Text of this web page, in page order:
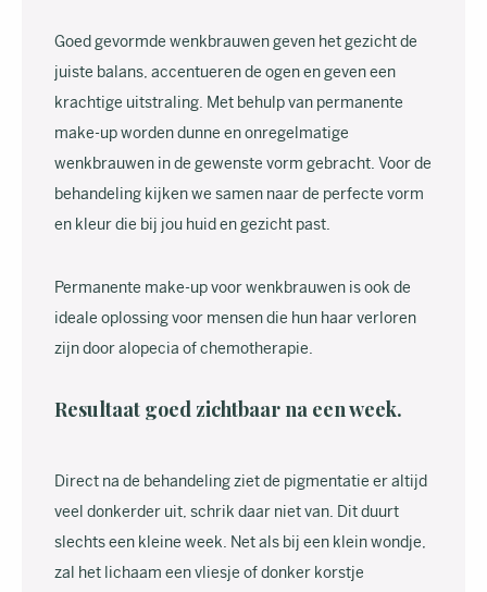
Goed gevormde wenkbrauwen geven het gezicht de
juiste balans, accentueren de ogen en geven een
krachtige uitstraling. Met behulp van permanente
make-up worden dunne en onregelmatige
wenkbrauwen in de gewenste vorm gebracht. Voor de
behandeling kijken we samen naar de perfecte vorm
en kleur die bij jou huid en gezicht past.
Permanente make-up voor wenkbrauwen is ook de
ideale oplossing voor mensen die hun haar verloren
zijn door alopecia of chemotherapie.
Resultaat goed zichtbaar na een week.
Direct na de behandeling ziet de pigmentatie er altijd
veel donkerder uit, schrik daar niet van. Dit duurt
slechts een kleine week. Net als bij een klein wondje,
zal het lichaam een vliesje of donker korstje